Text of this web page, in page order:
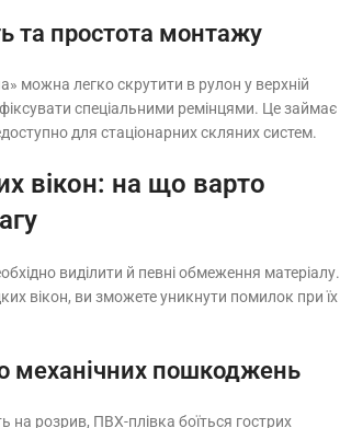
та простота монтажу
можна легко скрутити в рулон у верхній
спеціальними ремінцями. Це займає
для стаціонарних скляних систем.
вікон: на що варто
виділити й певні обмеження матеріалу.
вікон, ви зможете уникнути помилок при їх
механічних пошкоджень
на розрив, ПВХ-плівка боїться гострих